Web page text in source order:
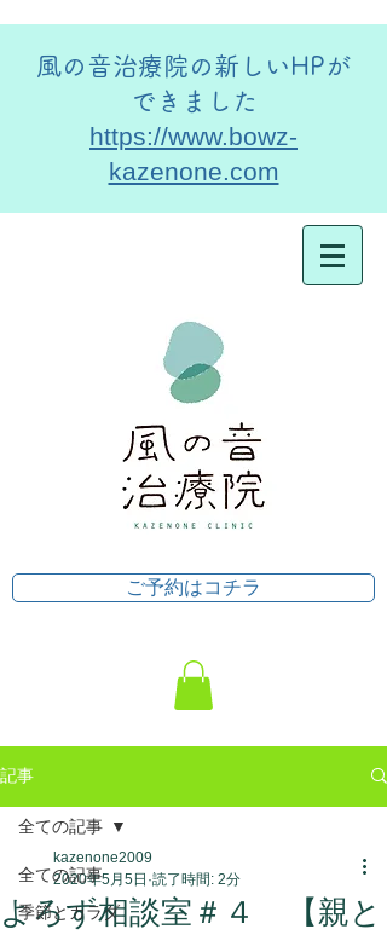
​風の音治療院の新しいHPが
できました
https://www.bowz-
kazenone.com
ご予約はコチラ
記事
全ての記事
季節とカラダ
全ての記事
よろず相談室＃４ 【親と
kazenone2009
2020年5月5日 読了時間: 2分